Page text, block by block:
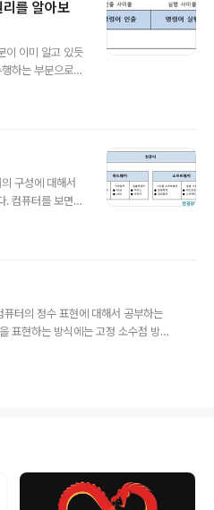
할 수 있습니다.
는 기억장치입니
도와 비슷합니다.
치에 접근할 때
중인 프로그램
량은 작지만 접
를 알아보
이 이미 알고 있듯
하는 부분으로서
누어 설명하는
문에 산술논리
산에 필요한 데이
다시 레지스터
장치에서 프로
구성에 대해서
. 컴퓨터를 보면
태로 쉽게 이해
퓨터를 구성하
어의 동작을 지
퓨터 구조란 하
에 해당하는 중
터의 정수 표현에 대해서 공부하는
표현하는 방식에는 고정 소수점 방식
사용되어집니다. 부동 소수점 방식
밑수는 10, 지수는 1이 됩니다.
수는 10, 지수..